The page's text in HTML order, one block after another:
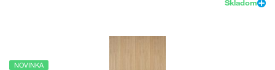
Skladom
NOVINKA